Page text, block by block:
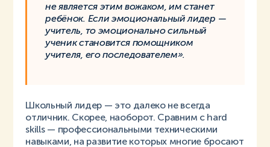
не является этим вожаком, им станет
ребёнок. Если эмоциональный лидер —
учитель, то эмоционально сильный
ученик становится помощником
учителя, его последователем».
Школьный лидер — это далеко не всегда
отличник. Скорее, наоборот. Сравним с hard
skills — профессиональными техническими
навыками, на развитие которых многие бросают